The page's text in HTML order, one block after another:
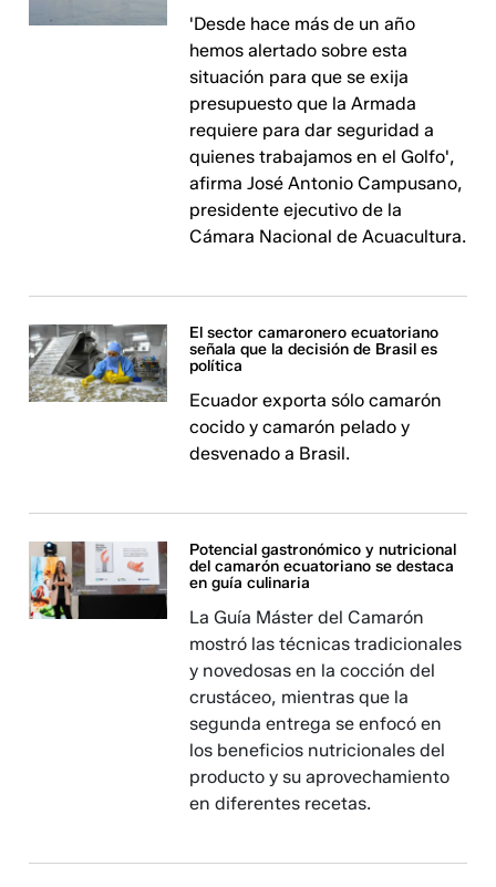
'Desde hace más de un año
hemos alertado sobre esta
situación para que se exija
presupuesto que la Armada
requiere para dar seguridad a
quienes trabajamos en el Golfo',
afirma José Antonio Campusano,
presidente ejecutivo de la
Cámara Nacional de Acuacultura.
El sector camaronero ecuatoriano
señala que la decisión de Brasil es
política
Ecuador exporta sólo camarón
cocido y camarón pelado y
desvenado a Brasil.
Potencial gastronómico y nutricional
del camarón ecuatoriano se destaca
en guía culinaria
La Guía Máster del Camarón
mostró las técnicas tradicionales
y novedosas en la cocción del
crustáceo, mientras que la
segunda entrega se enfocó en
los beneficios nutricionales del
producto y su aprovechamiento
en diferentes recetas.